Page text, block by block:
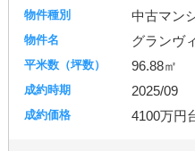
千葉市 流山市
秦野市 厚木市
中古マン
グランヴ
96.88㎡
2025/09
4100万円